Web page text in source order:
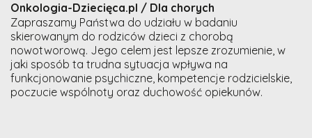
Onkologia-Dziecięca.pl / Dla chorych
Zapraszamy Państwa do udziału w badaniu
skierowanym do rodziców dzieci z chorobą
nowotworową. Jego celem jest lepsze zrozumienie, w
jaki sposób ta trudna sytuacja wpływa na
funkcjonowanie psychiczne, kompetencje rodzicielskie,
poczucie wspólnoty oraz duchowość opiekunów.